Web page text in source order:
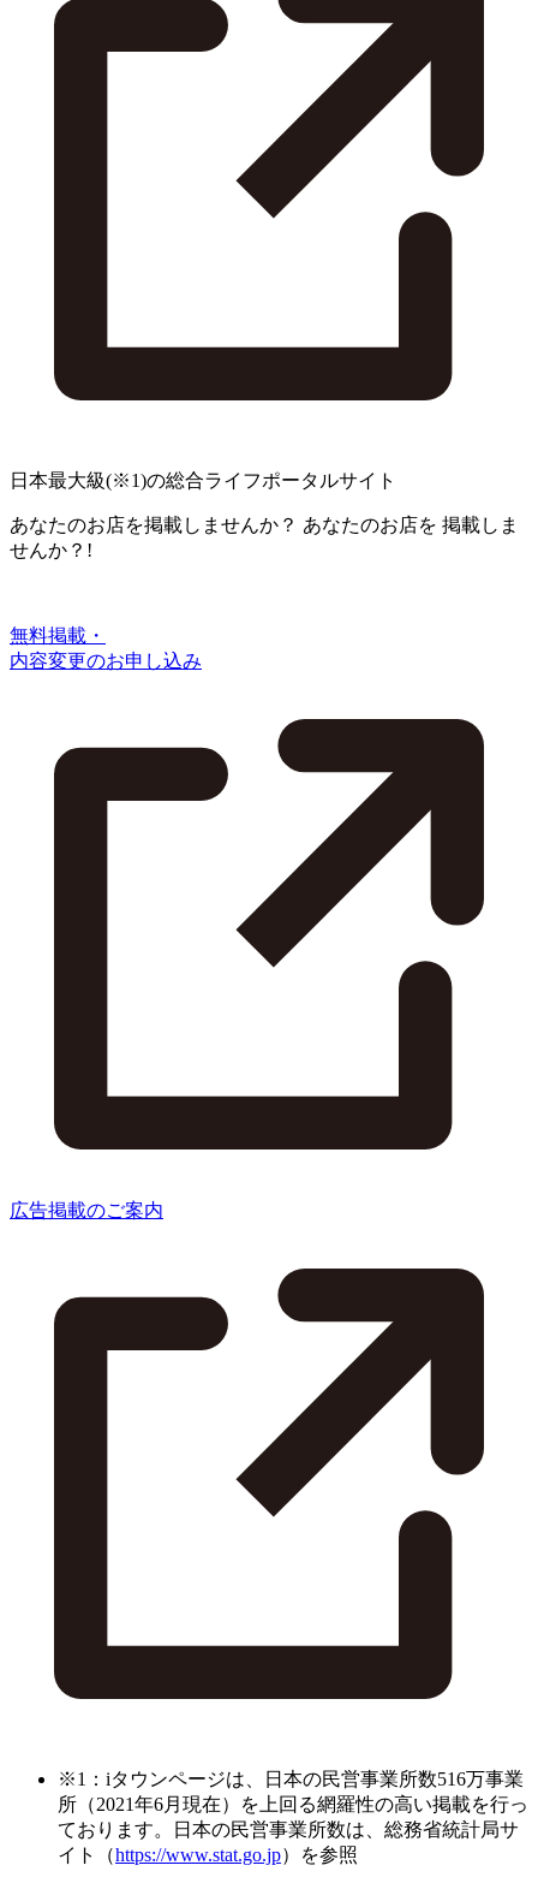
日本最大級(※1)の総合ライフポータルサイト
あなたのお店を掲載しませんか？ あなたのお店を 掲載しま
せんか？!
無料掲載・
内容変更のお申し込み
広告掲載のご案内
※1：iタウンページは、日本の民営事業所数516万事業
所（2021年6月現在）を上回る網羅性の高い掲載を行っ
ております。日本の民営事業所数は、総務省統計局サ
イト（https://www.stat.go.jp）を参照